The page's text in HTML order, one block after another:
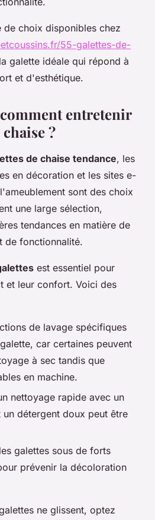
de choix disponibles chez
55-galettes-de-
galette idéale qui répond à
et d'esthétique.
entretenir
chaise ?
de chaise tendance, les
en décoration et les sites e-
sont des choix
une large sélection,
tendances en matière de
de fonctionnalité.
est essentiel pour
et leur confort. Voici des
de lavage spécifiques
car certaines peuvent
à sec tandis que
en machine.
nettoyage rapide avec un
détergent doux peut être
galettes sous de forts
prévenir la décoloration
ne glissent, optez